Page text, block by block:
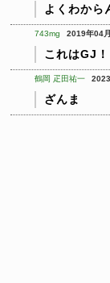
よくわから
743mg 2019年04
これはGJ！
鶴岡 疋田祐一
ざんま